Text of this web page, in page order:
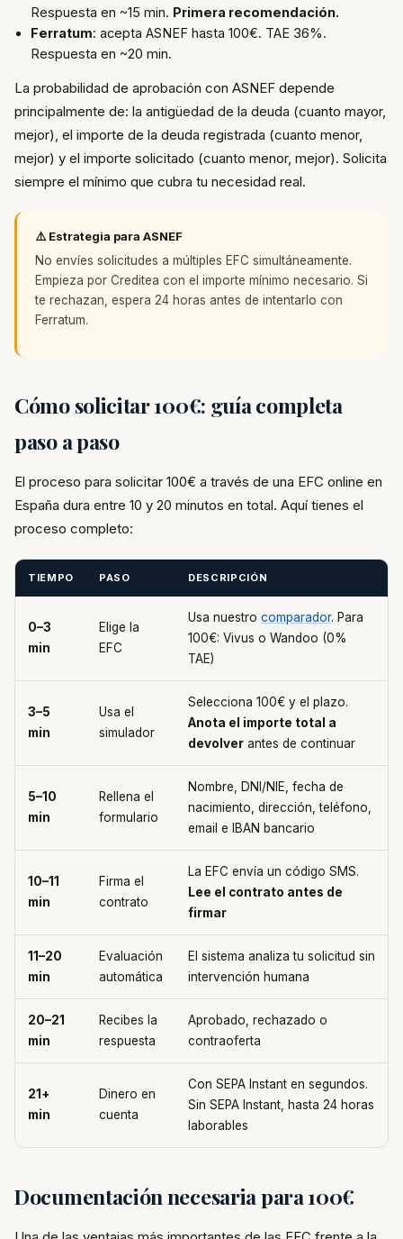
Respuesta en ~15 min. Primera recomendación.
Ferratum: acepta ASNEF hasta 100€. TAE 36%.
Respuesta en ~20 min.
La probabilidad de aprobación con ASNEF depende
principalmente de: la antigüedad de la deuda (cuanto mayor,
mejor), el importe de la deuda registrada (cuanto menor,
mejor) y el importe solicitado (cuanto menor, mejor). Solicita
siempre el mínimo que cubra tu necesidad real.
⚠️ Estrategia para ASNEF
No envíes solicitudes a múltiples EFC simultáneamente.
Empieza por Creditea con el importe mínimo necesario. Si
te rechazan, espera 24 horas antes de intentarlo con
Ferratum.
Cómo solicitar 100€: guía completa
paso a paso
El proceso para solicitar 100€ a través de una EFC online en
España dura entre 10 y 20 minutos en total. Aquí tienes el
proceso completo:
TIEMPO PASO DESCRIPCIÓN
0–3
min
Elige la
EFC
Usa nuestro comparador. Para
100€: Vivus o Wandoo (0%
TAE)
3–5
min
Usa el
simulador
Selecciona 100€ y el plazo.
Anota el importe total a
devolver antes de continuar
5–10
min
Rellena el
formulario
Nombre, DNI/NIE, fecha de
nacimiento, dirección, teléfono,
email e IBAN bancario
10–11
min
Firma el
contrato
La EFC envía un código SMS.
Lee el contrato antes de
firmar
11–20
min
Evaluación
automática
El sistema analiza tu solicitud sin
intervención humana
20–21
min
Recibes la
respuesta
Aprobado, rechazado o
contraoferta
21+
min
Dinero en
cuenta
Con SEPA Instant en segundos.
Sin SEPA Instant, hasta 24 horas
laborables
Documentación necesaria para 100€